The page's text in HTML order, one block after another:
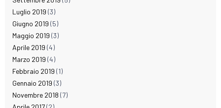
Luglio 2019 (3)
Giugno 2019 (5)
Maggio 2019 (3)
Aprile 2019 (4)
Marzo 2019 (4)
Febbraio 2019 (1)
Gennaio 2019 (3)
Novembre 2018 (7)